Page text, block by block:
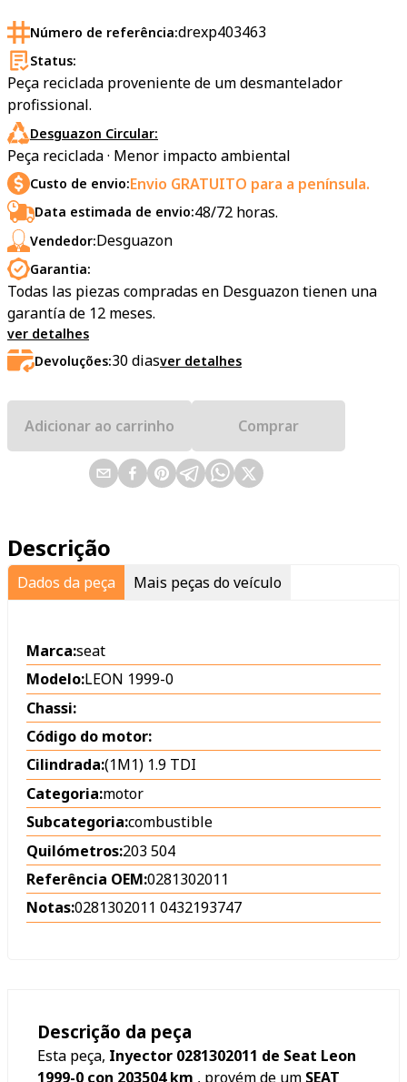
Número de referência:drexp403463
Status:
Peça reciclada proveniente de um desmantelador
profissional.
Desguazon Circular:
Peça reciclada · Menor impacto ambiental
Custo de envio:Envio GRATUITO para a península.
Data estimada de envio:48/72 horas.
Vendedor:Desguazon
Garantia:
Todas las piezas compradas en Desguazon tienen una
garantía de 12 meses.
ver detalhes
Devoluções:30diasver detalhes
Adicionar ao carrinho Comprar
Descrição
Dados da peça Mais peças do veículo
Marca:seat
Modelo:LEON 1999-0
Chassi:
Código do motor:
Cilindrada:(1M1) 1.9 TDI
Categoria:motor
Subcategoria:combustible
Quilómetros:203 504
Referência OEM:0281302011
Notas:0281302011 0432193747
Descrição da peça
Esta peça, Inyector 0281302011 de Seat Leon
1999-0 con 203504 km , provém de um SEAT